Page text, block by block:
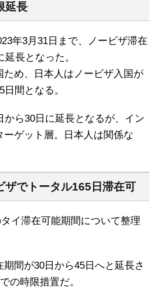
延長
年3月31日まで、ノービザ滞在
長となった。
ため、日本人はノービザ入国が
間となる。
から30日に延長となるが、イン
ーゲット層。日本人は関係な
ザでトータル165日滞在可
イ滞在可能期間について整理
間が30日から45日へと延長さ
の時限措置だ。